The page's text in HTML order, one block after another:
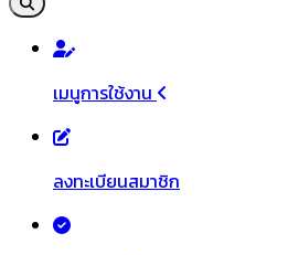
เมนูการใช้งาน
ลงทะเบียนสมาชิก